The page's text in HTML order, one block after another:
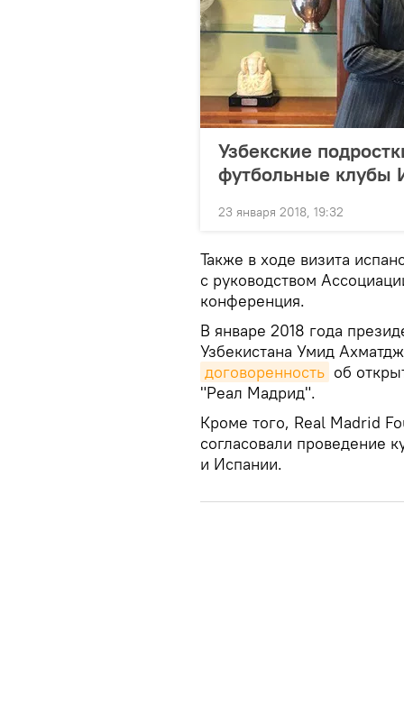
Узбекские
футбольные клубы
23 января 2018, 19:32
Также в ходе визита
с руководством
конференция.
В январе 2018 года
Узбекистана Умид
договоренность об
"Реал Мадрид".
Кроме того, Real Madrid
согласовали проведение
и Испании.